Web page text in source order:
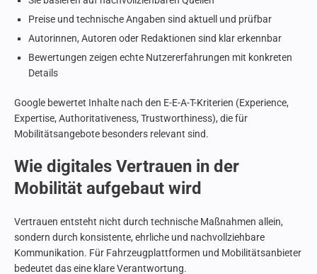
Preise und technische Angaben sind aktuell und prüfbar
Autorinnen, Autoren oder Redaktionen sind klar erkennbar
Bewertungen zeigen echte Nutzererfahrungen mit konkreten
Details
Google bewertet Inhalte nach den E-E-A-T-Kriterien (Experience,
Expertise, Authoritativeness, Trustworthiness), die für
Mobilitätsangebote besonders relevant sind.
Wie digitales Vertrauen in der
Mobilität aufgebaut wird
Vertrauen entsteht nicht durch technische Maßnahmen allein,
sondern durch konsistente, ehrliche und nachvollziehbare
Kommunikation. Für Fahrzeugplattformen und Mobilitätsanbieter
bedeutet das eine klare Verantwortung.